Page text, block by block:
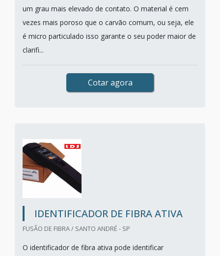
um grau mais elevado de contato. O material é cem
vezes mais poroso que o carvão comum, ou seja, ele
é micro particulado isso garante o seu poder maior de
clarifi...
Cotar agora
IDENTIFICADOR DE FIBRA ATIVA
FUSÃO DE FIBRA / SANTO ANDRÉ - SP
O identificador de fibra ativa pode identificar